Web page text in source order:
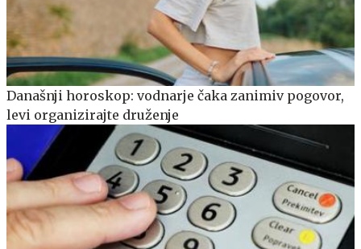
Današnji horoskop: vodnarje čaka zanimiv pogovor,
levi organizirajte druženje